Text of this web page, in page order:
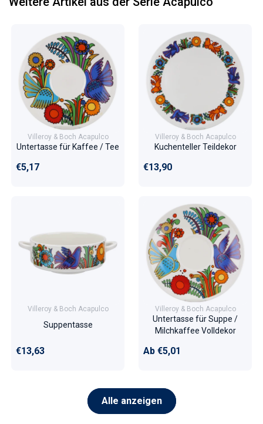
Villeroy & Boch Acapulco
Untertasse für Kaffee / Tee
Normaler Preis
€5,17
Villeroy & Boch Acapulco
Kuchenteller Teildekor
Normaler Preis
€13,90
Villeroy & Boch Acapulco
Suppentasse
Normaler Preis
€13,63
Villeroy & Boch Acapulco
Untertasse für Suppe /
Milchkaffee Volldekor
Normaler Preis
Ab €5,01
Alle anzeigen